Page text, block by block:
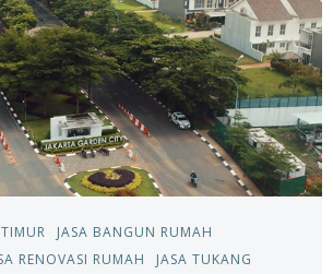
JASA BANGUN RUMAH
RENOVASI RUMAH
JASA TUKANG